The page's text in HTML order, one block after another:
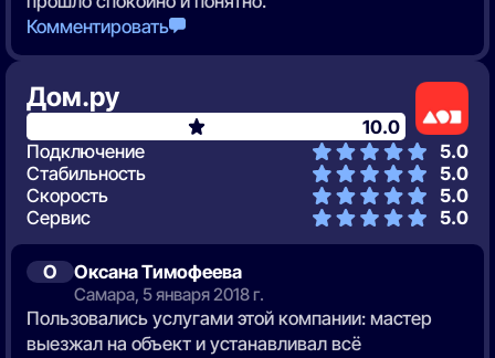
Комментировать
О Оксана Тимофеева
Самара, 5 января 2018 г.
Пользовались услугами этой компании: мастер
выезжал на объект и устанавливал всё
Дом.ру
10.0
Подключение
5.0
Стабильность
5.0
Скорость
5.0
Сервис
5.0